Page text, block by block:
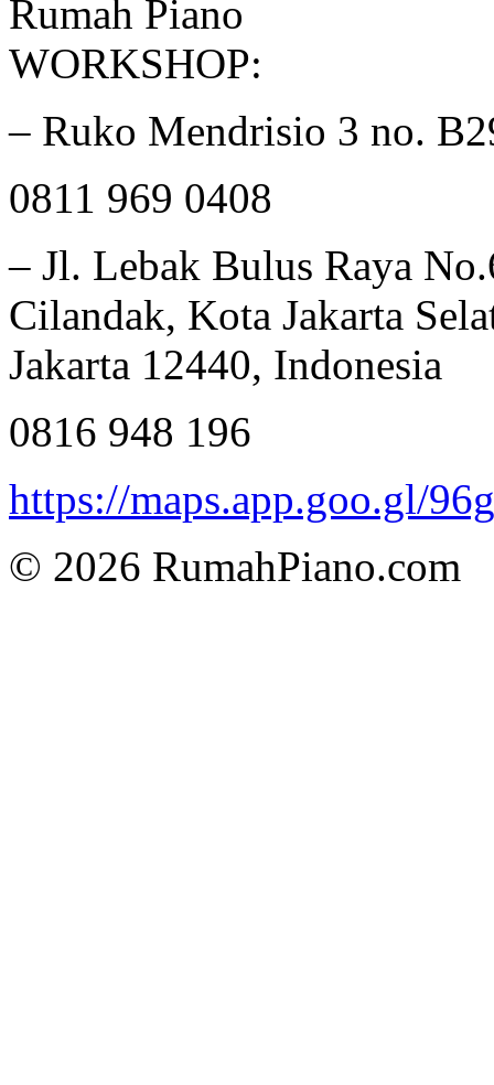
Rumah Piano
WORKSHOP:
– Ruko Mendrisio 3 no.
0811 969 0408
– Jl. Lebak Bulus Raya
Cilandak, Kota Jakarta
Jakarta 12440, Indonesia
0816 948 196
https://maps.app.goo.gl/
© 2026 RumahPiano.com